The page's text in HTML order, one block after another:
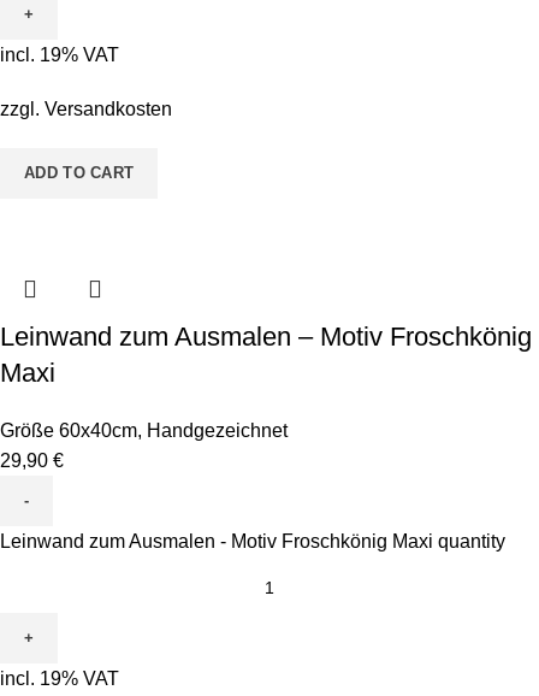
incl. 19% VAT
zzgl. Versandkosten
ADD TO CART
Leinwand zum Ausmalen – Motiv Froschkönig
Maxi
Größe 60x40cm, Handgezeichnet
29,90 €
Leinwand zum Ausmalen - Motiv Froschkönig Maxi quantity
incl. 19% VAT